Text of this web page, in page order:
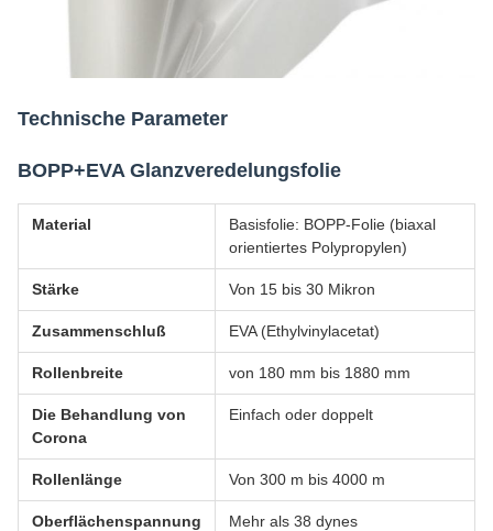
Technische Parameter
BOPP+EVA Glanzveredelungsfolie
Material
Basisfolie: BOPP-Folie (biaxal
orientiertes Polypropylen)
Stärke Von 15 bis 30 Mikron
Zusammenschluß EVA (Ethylvinylacetat)
Rollenbreite von 180 mm bis 1880 mm
Die Behandlung von
Corona
Einfach oder doppelt
Rollenlänge Von 300 m bis 4000 m
Oberflächenspannung Mehr als 38 dynes